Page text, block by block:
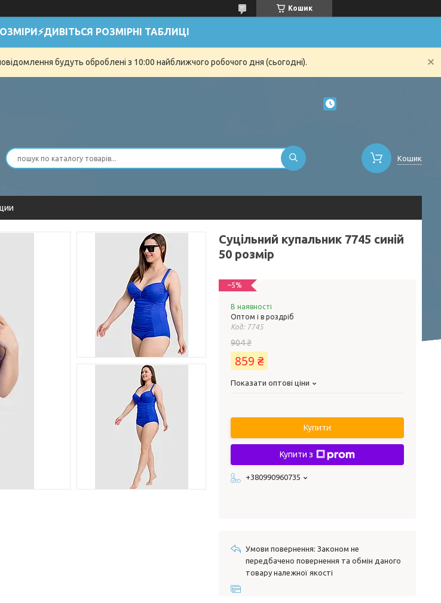
Кошик
РОЗМІРНІ ТАБЛИЦІ
будуть оброблені з 10:00 найближчого робочого дня (сьогодні).
Кошик
Суцільний купальник 7745 синій
50 розмір
–5%
В наявності
Оптом і в роздріб
Код: 7745
904 ₴
859 ₴
Показати оптові ціни
Купити
Купити з
+380990960735
Законом не
передбачено повернення та обмін даного
товару належної якості